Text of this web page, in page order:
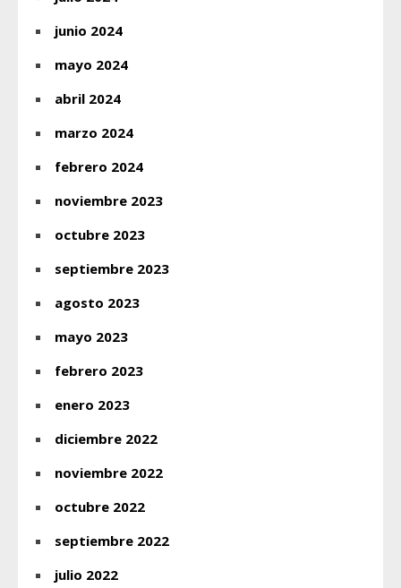
junio 2024
mayo 2024
abril 2024
marzo 2024
febrero 2024
noviembre 2023
octubre 2023
septiembre 2023
agosto 2023
mayo 2023
febrero 2023
enero 2023
diciembre 2022
noviembre 2022
octubre 2022
septiembre 2022
julio 2022